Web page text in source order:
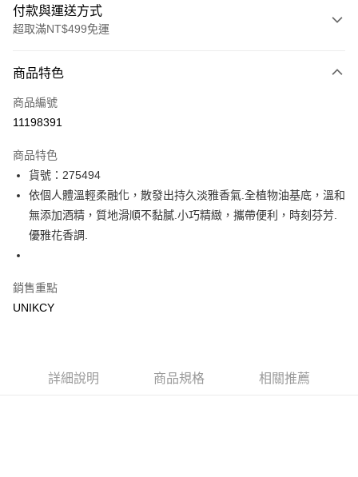
付款與運送方式
超取滿NT$499免運
icash Pay
信用卡一次付款
LINE Pay
Apple Pay
街口支付
悠遊付
Google Pay
每筆NT$70，滿NT$499(含以上)免運費
商品特色
商品編號
11198391
商品特色
貨號：275494
依個人體溫輕柔融化，散發出持久淡雅香氣.全植物油基底，溫和
無添加酒精，質地滑順不黏膩.小巧精緻，攜帶便利，時刻芬芳.
優雅花香調.
銷售重點
UNIKCY
詳細說明 商品規格 相關推薦